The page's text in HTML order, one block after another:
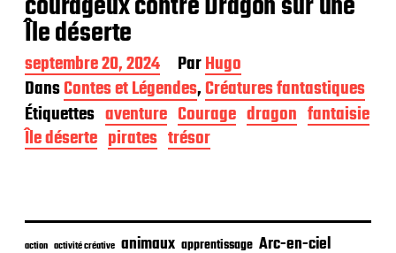
Île déserte
D
a
t
e
d
e
l
i
septembre 20, 2024 ParHugo
DansContes et Légendes,Créatures fantastiques
Étiquettes aventure Courage dragon fantaisie
Île déserte pirates trésor
action activité créative animaux apprentissage Arc-en-ciel